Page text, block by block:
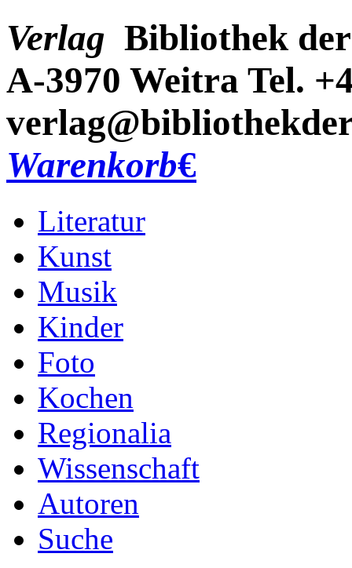
Verlag Bibliothek
A-3970 Weitra Tel.
Warenkorb€
Literatur
Kunst
Musik
Kinder
Foto
Kochen
Regionalia
Wissenschaft
Autoren
Suche